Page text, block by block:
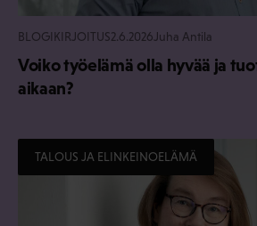
BLOGIKIRJOITUS2.6.2026 Juha Antila
Voiko työelämä olla hyvää ja
aikaan?
TALOUS JA ELINKEINOELÄMÄ